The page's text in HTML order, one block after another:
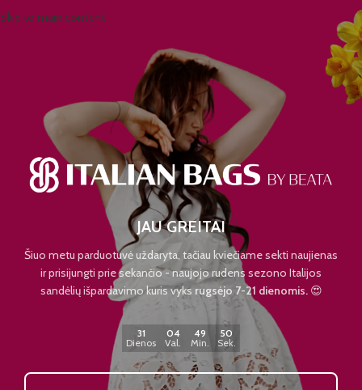
Skip to main content
JAU GREITAI
Šiuo metu parduotuvė uždaryta, tačiau kviečiame sekti naujienas
ir prisijungti prie sekančio - naujojo rudens sezono Italijos
sandėlių išpardavimo kuris vyks rugsėjo 7-21 dienomis.😍
31
Dienos
04
Val.
49
Min.
50
Sek.